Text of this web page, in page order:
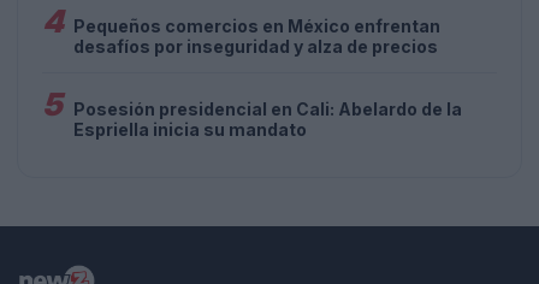
4 Pequeños comercios en México enfrentan
desafíos por inseguridad y alza de precios
5 Posesión presidencial en Cali: Abelardo de la
Espriella inicia su mandato